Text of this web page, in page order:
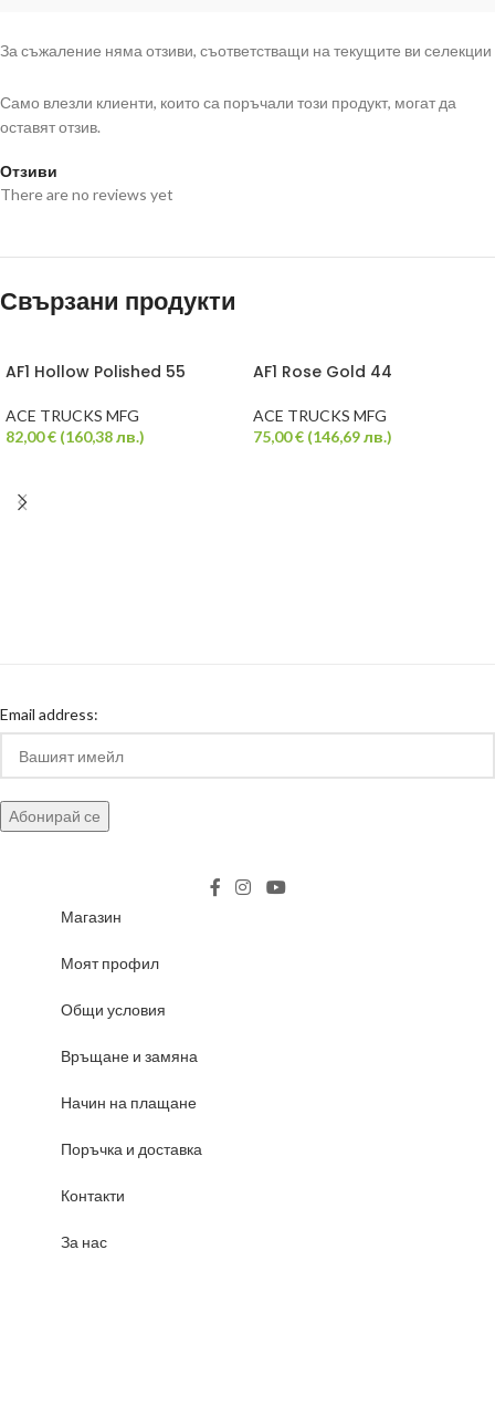
За съжаление няма отзиви, съответстващи на текущите ви селекции
Отзиви
There are no reviews yet
Само влезли клиенти, които са поръчали този продукт, могат да
оставят отзив.
Свързани продукти
AF1 Hollow Polished 55
ACE TRUCKS MFG
82,00€ (160,38лв.)
AF1 Rose Gold 44
ACE TRUCKS MFG
75,00€ (146,69лв.)
Email address:
Магазин
Моят профил
Общи условия
Връщане и замяна
Начин на плащане
Поръчка и доставка
Контакти
За нас